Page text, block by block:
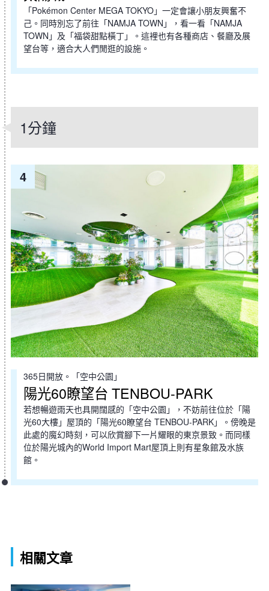
「Pokémon Center MEGA TOKYO」一定會讓小朋友興奮不
己。同時別忘了前往「NAMJA TOWN」，看一看「NAMJA
TOWN」及「福袋甜點橫丁」。這裡也有各種商店、餐廳及展
望台等，適合大人們閒逛的設施。
1分鐘
4
365日開放。「空中公園」
陽光60瞭望台 TENBOU-PARK
若想暢遊雨天也具開闊感的「空中公園」，不妨前往位於「陽
光60大樓」屋頂的「陽光60瞭望台 TENBOU-PARK」。傍晚是
此處的魔幻時刻，可以欣賞腳下一片耀眼的東京景致。而同樣
位於陽光城內的World Import Mart屋頂上則有星象館及水族
館。
相關文章